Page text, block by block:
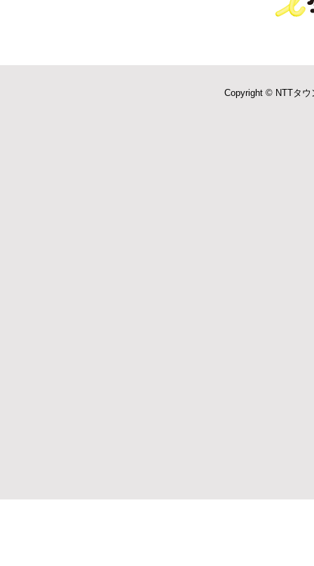
Copyright © NTTタウ